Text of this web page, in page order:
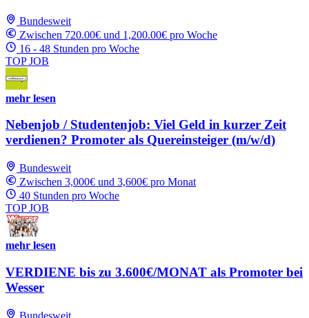
Bundesweit
Zwischen 720.00€ und 1,200.00€ pro Woche
16 - 48 Stunden pro Woche
TOP JOB
mehr lesen
Nebenjob / Studentenjob: Viel Geld in kurzer Zeit
verdienen? Promoter als Quereinsteiger (m/w/d)
Bundesweit
Zwischen 3,000€ und 3,600€ pro Monat
40 Stunden pro Woche
TOP JOB
mehr lesen
VERDIENE bis zu 3.600€/MONAT als Promoter bei
Wesser
Bundesweit